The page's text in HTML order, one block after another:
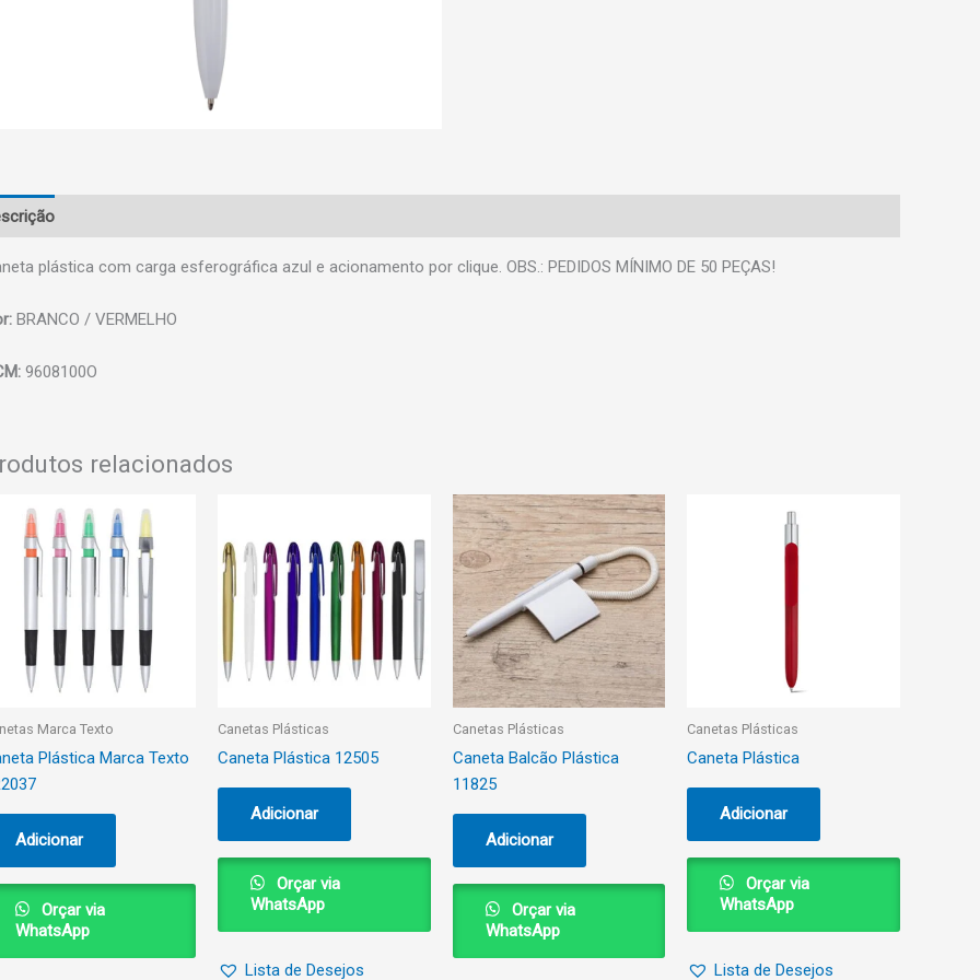
plástica com carga esferográfica azul e acionamento por clique. OBS.: PEDIDOS MÍNIMO DE 50 PEÇAS!
BRANCO / VERMELHO
9608100O
relacionados
Marca Texto
Plástica Marca Texto
Adicionar
Orçar via
WhatsApp
Canetas Plásticas
Caneta Plástica 12505
Adicionar
Orçar via
WhatsApp
Lista de Desejos
Canetas Plásticas
Caneta Balcão Plástica
11825
Adicionar
Orçar via
WhatsApp
Canetas Plásticas
Caneta Plástica
Adicionar
Orçar via
WhatsApp
Lista de Desejos